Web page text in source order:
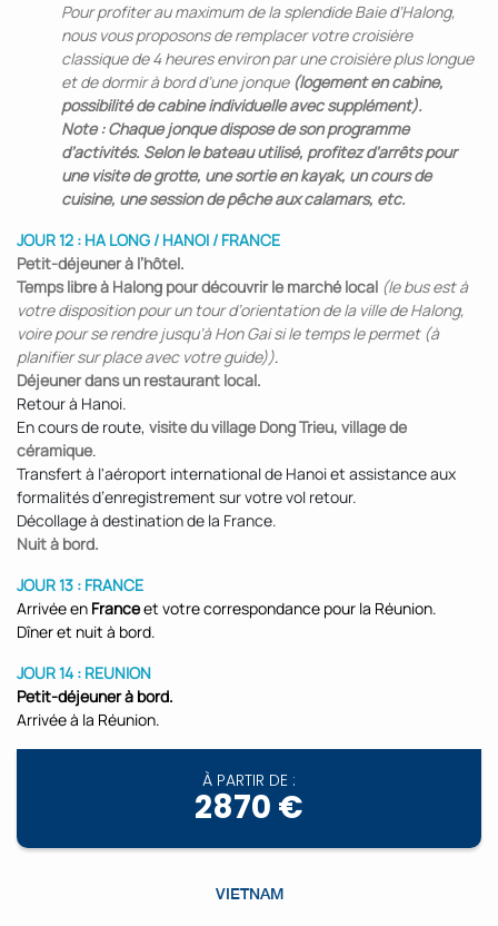
Pour profiter au maximum de la splendide Baie d’Halong,
nous vous proposons de remplacer votre croisière
classique de 4 heures environ par une croisière plus longue
et de dormir à bord d’une jonque (logement en cabine,
possibilité de cabine individuelle avec supplément).
Note : Chaque jonque dispose de son programme
d’activités. Selon le bateau utilisé, profitez d’arrêts pour
une visite de grotte, une sortie en kayak, un cours de
cuisine, une session de pêche aux calamars, etc.
JOUR 12 : HA LONG / HANOI / FRANCE
Petit-déjeuner à l’hôtel.
Temps libre à Halong pour découvrir le marché local (le bus est à
votre disposition pour un tour d’orientation de la ville de Halong,
voire pour se rendre jusqu’à Hon Gai si le temps le permet (à
planifier sur place avec votre guide)).
Déjeuner dans un restaurant local.
Retour à Hanoi.
En cours de route, visite du village Dong Trieu, village de
céramique.
Transfert à l'aéroport international de Hanoi et assistance aux
formalités d’enregistrement sur votre vol retour.
Décollage à destination de la France.
Nuit à bord.
JOUR 13 : FRANCE
Arrivée en Franceet votre correspondance pour la Réunion.
Dîner et nuit à bord.
JOUR 14 : REUNION
Petit-déjeuner à bord.
Arrivée à la Réunion.
À PARTIR DE :
2870 €
VIETNAM